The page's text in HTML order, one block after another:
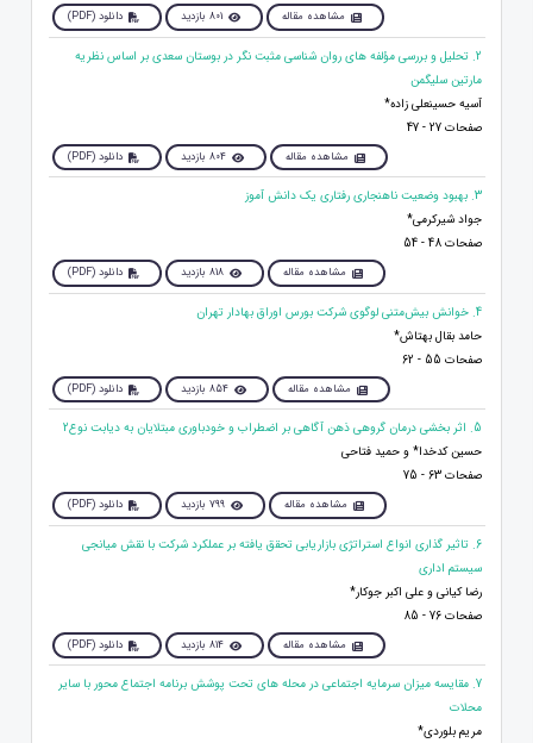
مشاهده مقاله 801 بازدید دانلود (PDF)
2. تحلیل و بررسی مؤلفه های روان شناسی مثبت نگر در بوستان سعدی بر اساس نظریه
مارتین سلیگمن
آسیه حسینعلی زاده*
صفحات 27 - 47
مشاهده مقاله 804 بازدید دانلود (PDF)
3. بهبود وضعیت ناهنجاری رفتاری یک دانش آموز
جواد شیرکرمی*
صفحات 48 - 54
مشاهده مقاله 818 بازدید دانلود (PDF)
4. خوانش بیش‌متنی لوگوی شرکت بورس اوراق بهادار تهران
حامد بقال بهتاش*
صفحات 55 - 62
مشاهده مقاله 854 بازدید دانلود (PDF)
5. اثر بخشی درمان گروهی ذهن آگاهی بر اضطراب و خودباوری مبتلایان به دیابت نوع2
حسین کدخدا* و حمید فتاحی
صفحات 63 - 75
مشاهده مقاله 799 بازدید دانلود (PDF)
6. تاثیر گذاری انواع استراتژی بازاریابی تحقق یافته بر عملکرد شرکت با نقش میانجی
سیستم اداری
رضا کیانی و علی اکبر جوکار*
صفحات 76 - 85
مشاهده مقاله 814 بازدید دانلود (PDF)
7. مقایسه میزان سرمایه اجتماعی در محله های تحت پوشش برنامه اجتماع محور با سایر
محلات
مریم بلوردی*